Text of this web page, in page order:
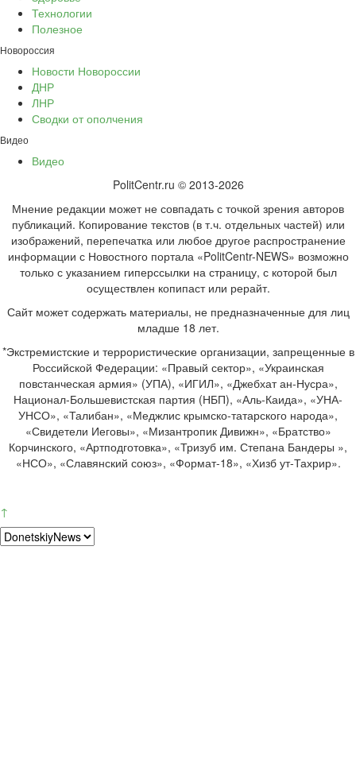
Технологии
Полезное
Новороссия
Новости Новороссии
ДНР
ЛНР
Сводки от ополчения
Видео
Видео
PolitCentr.ru © 2013-2026
Мнение редакции может не совпадать с точкой зрения авторов
публикаций. Копирование текстов (в т.ч. отдельных частей) или
изображений, перепечатка или любое другое распространение
информации с Новостного портала «PolitCentr-NEWS» возможно
только с указанием гиперссылки на страницу, с которой был
осуществлен копипаст или рерайт.
Сайт может содержать материалы, не предназначенные для лиц
младше 18 лет.
*Экстремистские и террористические организации, запрещенные в
Российской Федерации: «Правый сектор», «Украинская
повстанческая армия» (УПА), «ИГИЛ», «Джебхат ан-Нусра»,
Национал-Большевистская партия (НБП), «Аль-Каида», «УНА-
УНСО», «Талибан», «Меджлис крымско-татарского народа»,
«Свидетели Иеговы», «Мизантропик Дивижн», «Братство»
Корчинского, «Артподготовка», «Тризуб им. Степана Бандеры »,
«НСО», «Славянский союз», «Формат-18», «Хизб ут-Тахрир».
↑